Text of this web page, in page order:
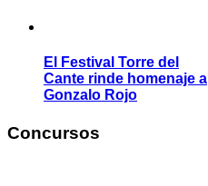
El Festival Torre del
Cante rinde homenaje a
Gonzalo Rojo
Concursos